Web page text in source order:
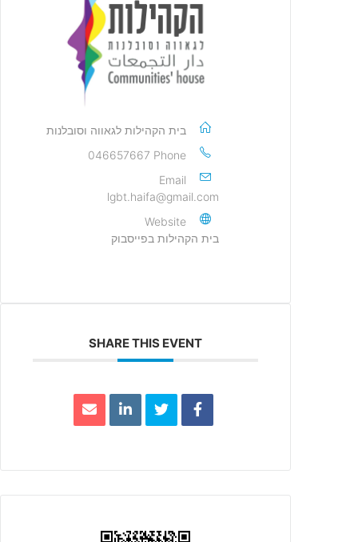
בית הקהילות לגאווה וסובלנות
Phone
046657667
Email
lgbt.haifa@gmail.com
Website
בית הקהילות בפייסבוק
SHARE THIS EVENT